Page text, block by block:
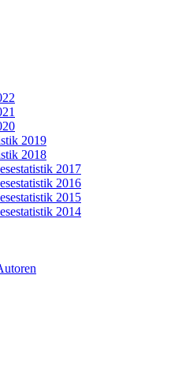
2019
2018
2017
2016
2015
2014